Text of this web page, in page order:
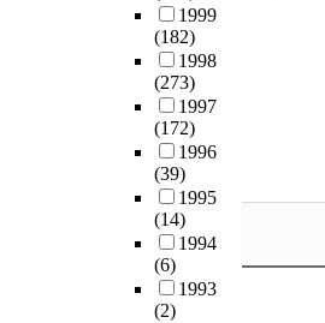
1999
(182)
1998
(273)
1997
(172)
1996
(39)
1995
(14)
1994
(6)
1993
(2)